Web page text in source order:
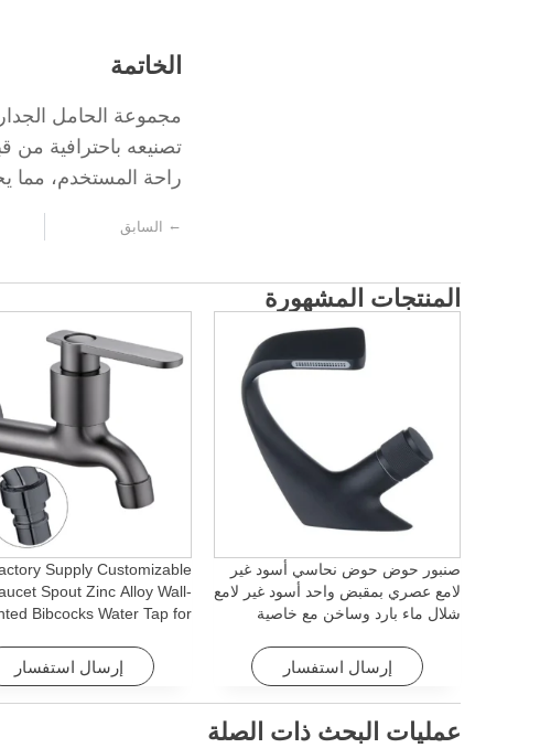
الخاتمة
مجموعة الحامل
تصنيعه باحترافية من
راحة المستخدم، مما
← السابق
المنتجات المشهورة
صنبور حوض حوض نحاسي أسود غير
لامع عصري بمقبض واحد أسود غير لامع
شلال ماء بارد وساخن مع خاصية
إرسال استفسار
Supply Customizable
Spout Zinc Alloy Wall-
Bibcocks Water Tap for
إرسال استفسار
عمليات البحث ذات الصلة